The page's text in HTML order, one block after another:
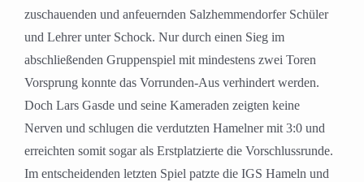
zuschauenden und anfeuernden Salzhemmendorfer Schüler
und Lehrer unter Schock. Nur durch einen Sieg im
abschließenden Gruppenspiel mit mindestens zwei Toren
Vorsprung konnte das Vorrunden-Aus verhindert werden.
Doch Lars Gasde und seine Kameraden zeigten keine
Nerven und schlugen die verdutzten Hamelner mit 3:0 und
erreichten somit sogar als Erstplatzierte die Vorschlussrunde.
Im entscheidenden letzten Spiel patzte die IGS Hameln und